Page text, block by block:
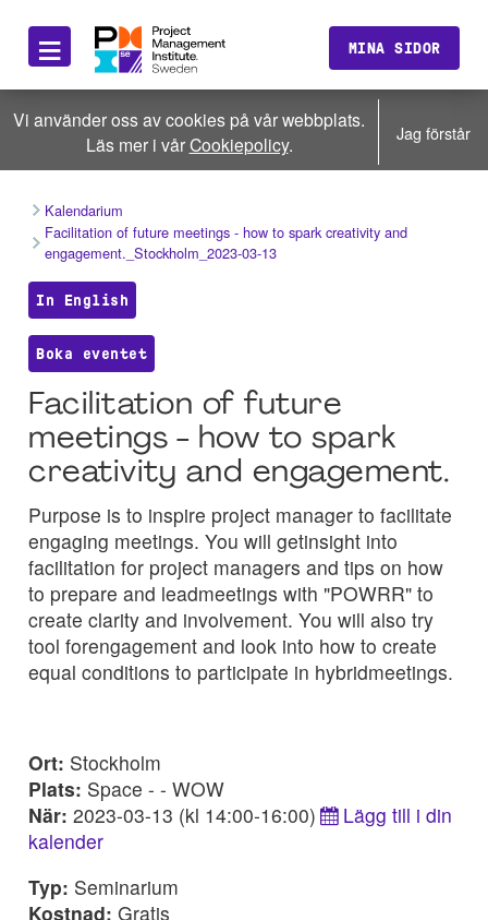
≡ MINA SIDOR
Vi använder oss av cookies på vår webbplats.
Läs mer i vårCookiepolicy. Jag förstår
Kalendarium
Facilitation of future meetings - how to spark creativity and
engagement._Stockholm_2023-03-13
In English
Boka eventet
Facilitation of future
meetings - how to spark
creativity and engagement.
Purpose is to inspire project manager to facilitate
engaging meetings. You will getinsight into
facilitation for project managers and tips on how
to prepare and leadmeetings with "POWRR" to
create clarity and involvement. You will also try
tool forengagement and look into how to create
equal conditions to participate in hybridmeetings.
Ort: Stockholm
Plats: Space - - WOW
När: 2023-03-13 (kl 14:00-16:00)
Lägg till i din
kalender
Typ: Seminarium
Kostnad: Gratis